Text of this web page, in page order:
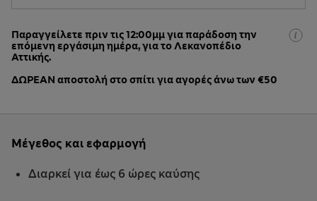
Παραγγείλετε πριν τις 12:00μμ για παράδοση την
επόμενη εργάσιμη ημέρα, για το Λεκανοπέδιο
Αττικής.
ΔΩΡΕΑΝ αποστολή στο σπίτι για αγορές άνω των €50
Μέγεθος και εφαρμογή
Διαρκεί για έως 6 ώρες καύσης